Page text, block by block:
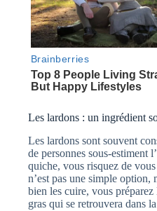
Les lardons : un ingrédient
Les lardons sont souvent
de personnes sous-estiment
quiche, vous risquez de
n’est pas une simple option,
bien les cuire, vous
gras qui se retrouvera dans